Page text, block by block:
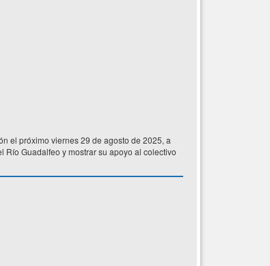
el próximo viernes 29 de agosto de 2025, a
Guadalfeo y mostrar su apoyo al colectivo